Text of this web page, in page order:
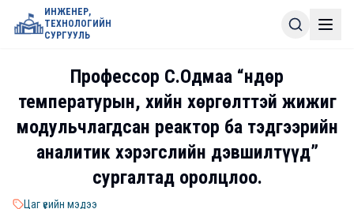
ИНЖЕНЕР,
ТЕХНОЛОГИЙН
СУРГУУЛЬ
Профессор С.Одмаа “Өндөр
температурын, хийн хөргөлттэй жижиг
модульчлагдсан реактор ба тэдгээрийн
аналитик хэрэгслийн дэвшилтүүд”
сургалтад оролцлоо.
Цаг үеийн мэдээ